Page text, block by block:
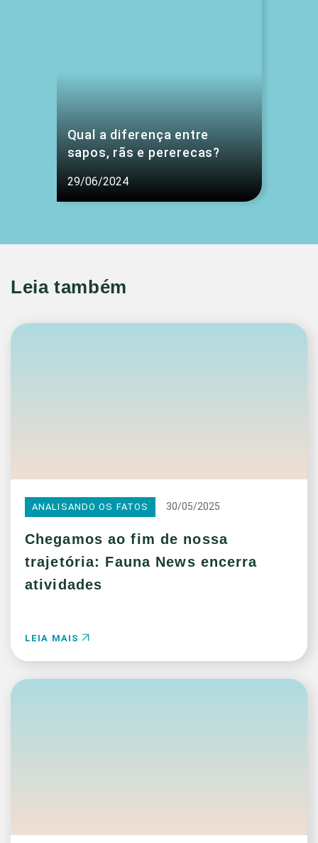
Qual a diferença entre
sapos, rãs e pererecas?
29/06/2024
Leia também
ANALISANDO OS FATOS 30/05/2025
Chegamos ao fim de nossa
trajetória: Fauna News encerra
atividades
LEIA MAIS